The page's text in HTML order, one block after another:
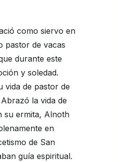
como siervo en
pastor de vacas
durante este
y soledad.
vida de pastor de
la vida de
su ermita, Alnoth
en
de San
guía espiritual.